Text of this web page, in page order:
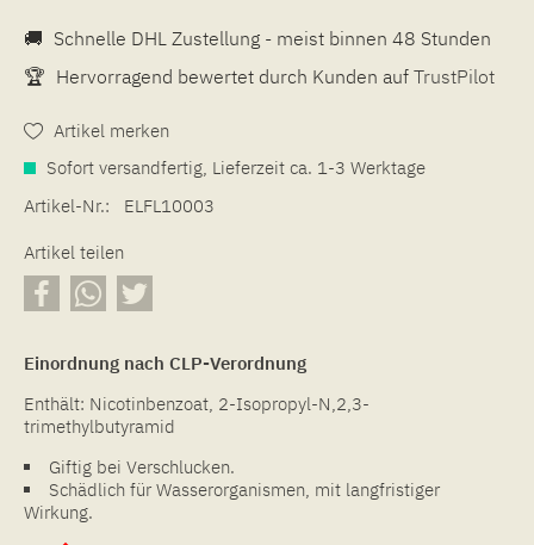
🚚 Schnelle DHL Zustellung - meist binnen 48 Stunden
🏆 Hervorragend bewertet durch Kunden auf TrustPilot
Artikel merken
Sofort versandfertig, Lieferzeit ca. 1-3 Werktage
Artikel-Nr.:
ELFL10003
Artikel teilen
Einordnung nach CLP-Verordnung
Enthält: Nicotinbenzoat, 2-Isopropyl-N,2,3-
trimethylbutyramid
Giftig bei Verschlucken.
Schädlich für Wasserorganismen, mit langfristiger
Wirkung.